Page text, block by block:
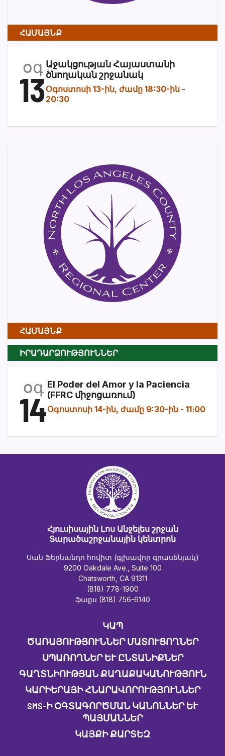
ՀԱՄԱՅՆՔ
օգ
13
Աջակցության Հայաստանի
ծնողական շրջանակ
Օգոստոսի 13-ին, ժամը 18:30-ին -
20:30
ՀԱՄԱՅՆՔ
ԻՐԱԴԱՐՁՈՒԹՅՈՒՆՆԵՐ
օգ
14
El Poder del Amor y la Paciencia
(FFRC միջոցառում)
Օգոստոսի 14-ին, ժամը 9:30-ին - 11։00
Հյուսիսային Լոս Անջելես շրջան
Տարածաշրջանային կենտրոն
Սան Ֆերնանդո հովիտ (գլխավոր գրասենյակ)
9200 Oakdale Ave., Suite 100
Chatsworth, CA 91311
(818) 778-1900
ֆաքս (818) 756-6140
ԿԱՊ
ԾԱՌԱՅՈՒԹՅՈՒՆՆԵՐ ՄԱՏՈՒՑՈՂՆԵՐ
ՍՊԱՌՈՂՆԵՐ ԵՒ ԸՆՏԱՆԻՔՆԵՐ
ԳԱՂՏՆԻՈՒԹՅԱՆ ՔԱՂԱՔԱԿԱՆՈՒԹՅՈՒՆ
ԿԱՐԻԵՐԱՅԻ ՀՆԱՐԱՎՈՐՈՒԹՅՈՒՆՆԵՐ
SMS-Ի ՕԳՏԱԳՈՐԾՄԱՆ ԿԱՆՈՆՆԵՐ ԵՒ Պ
ԱՅՄԱՆՆԵՐ
ԿԱՅՔԻ ՔԱՐՏԵԶ